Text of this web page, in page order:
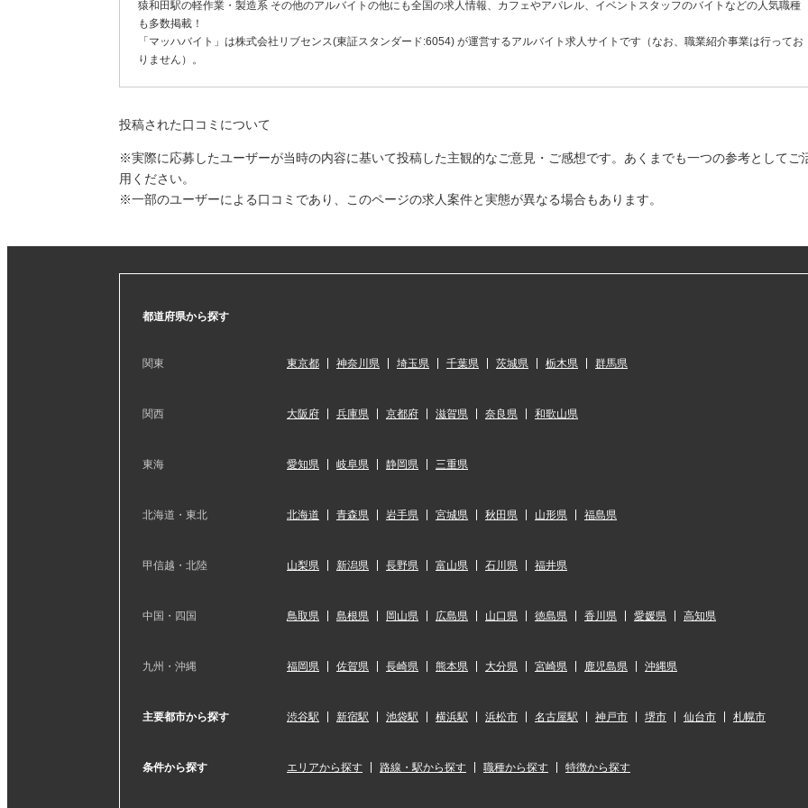
猿和田駅の軽作業・製造系 その他のアルバイトの他にも全国の求人情報、カフェやアパレル、イベントスタッフのバイトなどの人気職種
も多数掲載！
「マッハバイト」は株式会社リブセンス(東証スタンダード:6054) が運営するアルバイト求人サイトです（なお、職業紹介事業は行ってお
りません）。
投稿された口コミについて
※実際に応募したユーザーが当時の内容に基いて投稿した主観的なご意見・ご感想です。あくまでも一つの参考としてご
用ください。
※一部のユーザーによる口コミであり、このページの求人案件と実態が異なる場合もあります。
都道府県から探す
関東 東京都 神奈川県 埼玉県 千葉県 茨城県 栃木県 群馬県
関西 大阪府 兵庫県 京都府 滋賀県 奈良県 和歌山県
東海 愛知県 岐阜県 静岡県 三重県
北海道・東北 北海道 青森県 岩手県 宮城県 秋田県 山形県 福島県
甲信越・北陸 山梨県 新潟県 長野県 富山県 石川県 福井県
中国・四国 鳥取県 島根県 岡山県 広島県 山口県 徳島県 香川県 愛媛県 高知県
九州・沖縄 福岡県 佐賀県 長崎県 熊本県 大分県 宮崎県 鹿児島県 沖縄県
主要都市から探す 渋谷駅 新宿駅 池袋駅 横浜駅 浜松市 名古屋駅 神戸市 堺市 仙台市 札幌市
条件から探す エリアから探す 路線・駅から探す 職種から探す 特徴から探す